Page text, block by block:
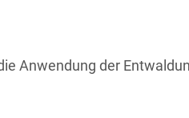
Anwendung der